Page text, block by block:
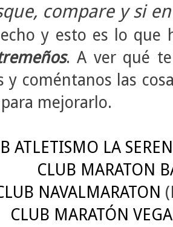
compare y si
y esto es lo que
. A ver qué
y coméntanos las
mejorarlo.
ATLETISMO LA
CLUB MARATON
NAVALMARATON
CLUB MARATÓN